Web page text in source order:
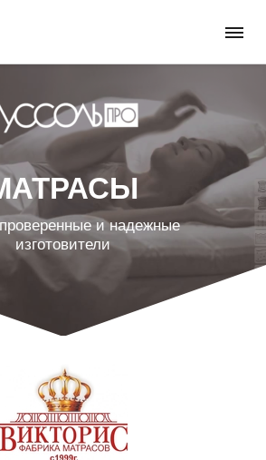
и надежные
изготовители